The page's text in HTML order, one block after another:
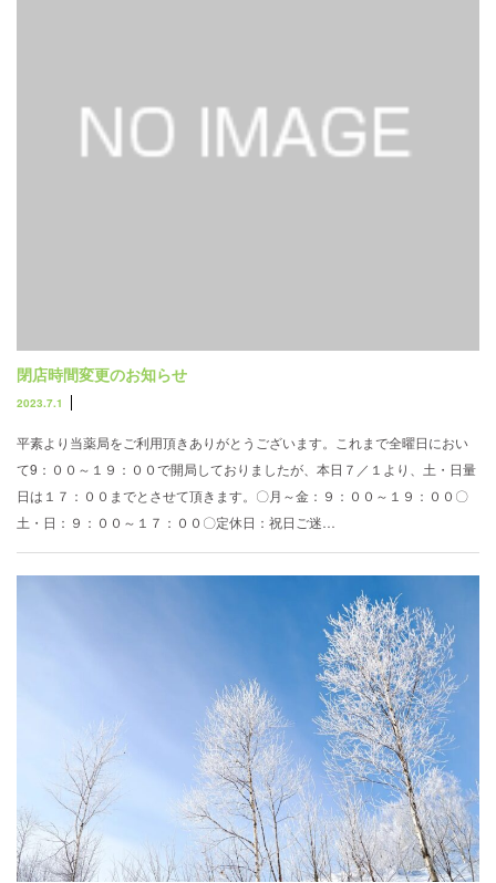
閉店時間変更のお知らせ
2023.7.1
平素より当薬局をご利用頂きありがとうございます。これまで全曜日におい
て9：００～１９：００で開局しておりましたが、本日７／１より、土・日量
日は１７：００までとさせて頂きます。〇月～金：９：００～１９：００〇
土・日：９：００～１７：００〇定休日：祝日ご迷…